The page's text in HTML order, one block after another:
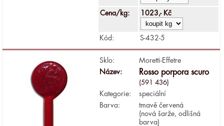
Cena/kg: 1023,- Kč
Kód: S-432-5
Sklo:
Moretti-Effetre
Název:
Rosso porpora scuro
(591 436)
Kategorie:
speciální
Barva:
tmavě červená
(nová šarže, odlišná
barva)